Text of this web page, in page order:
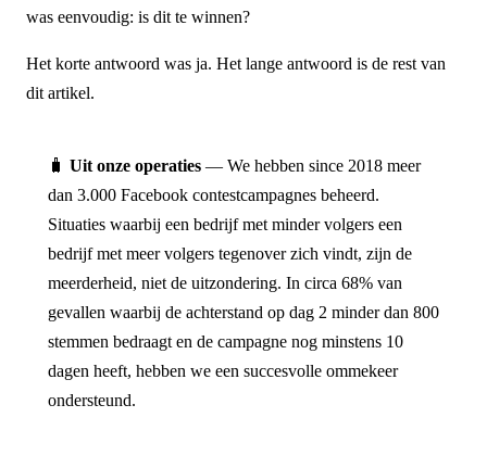
was eenvoudig: is dit te winnen?
Het korte antwoord was ja. Het lange antwoord is de rest van
dit artikel.
🧳 Uit onze operaties — We hebben since 2018 meer
dan 3.000 Facebook contestcampagnes beheerd.
Situaties waarbij een bedrijf met minder volgers een
bedrijf met meer volgers tegenover zich vindt, zijn de
meerderheid, niet de uitzondering. In circa 68% van
gevallen waarbij de achterstand op dag 2 minder dan 800
stemmen bedraagt en de campagne nog minstens 10
dagen heeft, hebben we een succesvolle ommekeer
ondersteund.